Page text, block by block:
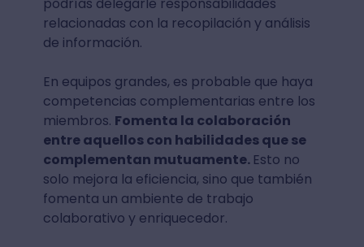
podrías delegarle responsabilidades
relacionadas con la recopilación y análisis
de información.
En equipos grandes, es probable que haya
competencias complementarias entre los
miembros. Fomenta la colaboración
entre aquellos con habilidades que se
complementan mutuamente. Esto no
solo mejora la eficiencia, sino que también
fomenta un ambiente de trabajo
colaborativo y enriquecedor.